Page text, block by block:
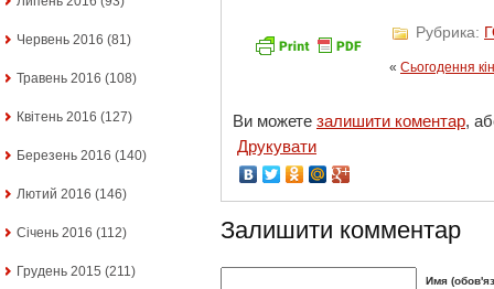
Червень 2016 (81)
Травень 2016 (108)
Квітень 2016 (127)
Березень 2016 (140)
Лютий 2016 (146)
Січень 2016 (112)
Грудень 2015 (211)
Рубрика:
« Сьогодення
Ви можете залишити коментар,
Друкувати
Залишити комментар
Имя